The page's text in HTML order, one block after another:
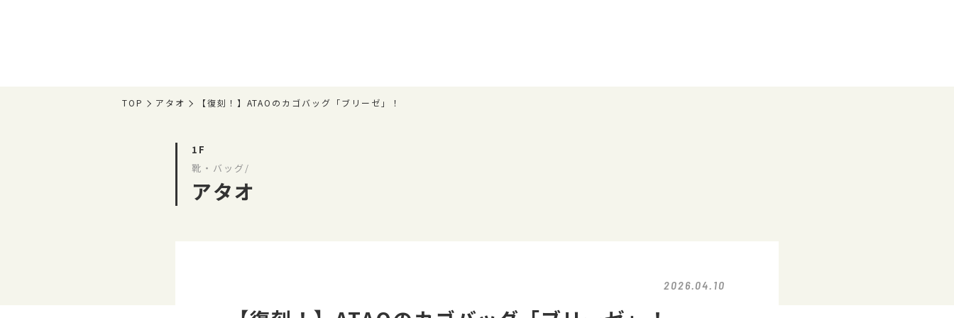
TOP アタオ 【復刻！】ATAOのカゴバッグ「ブリーゼ」！
1F
靴・バッグ/
アタオ
2026.04.10